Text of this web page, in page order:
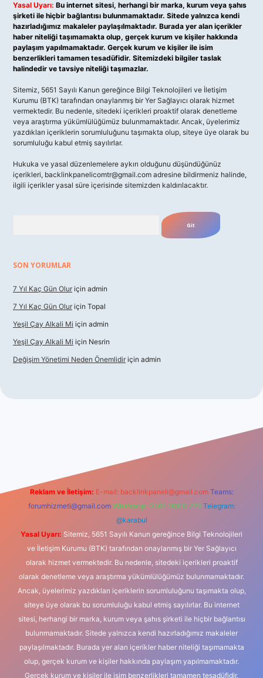
Yasal Uyarı: Bu internet sitesi, herhangi bir marka, kurum veya şahıs
şirketi ile hiçbir bağlantısı bulunmamaktadır. Sitede yalnızca kendi
hazırladığımız makaleler paylaşılmaktadır. Burada yer alan içerikler
haber niteliği taşımamakta olup, gerçek kurum ve kişiler hakkında
paylaşım yapılmamaktadır. Gerçek kurum ve kişiler ile isim
benzerlikleri tamamen tesadüfidir. Sitemizdeki bilgiler taslak
halindedir ve tavsiye niteliği taşımazlar.
Sitemiz, 5651 Sayılı Kanun gereğince Bilgi Teknolojileri ve İletişim
Kurumu (BTK) tarafından onaylanmış bir Yer Sağlayıcı olarak hizmet
vermektedir. Bu nedenle, sitedeki içerikleri proaktif olarak denetleme
veya araştırma yükümlülüğümüz bulunmamaktadır. Ancak, üyelerimiz
yazdıkları içeriklerin sorumluluğunu taşımakta olup, siteye üye olarak bu
sorumluluğu kabul etmiş sayılırlar.
Hukuka ve yasal düzenlemelere aykırı olduğunu düşündüğünüz
içerikleri, backlinkpanelicomtr@gmail.com adresine bildirmeniz halinde,
ilgili içerikler yasal süre içerisinde sitemizden kaldırılacaktır.
SON YORUMLAR
7 Yıl Kaç Gün Olur için admin
7 Yıl Kaç Gün Olur için Topal
Yeşil Çay Alkali Mi için admin
Yeşil Çay Alkali Mi için Nesrin
Değişim Yönetimi Neden Önemlidir için admin
Reklam ve İletişim: E-mail: backlinkpaneli@gmail.com Teams:
forumhizmeti@gmail.com Whatsapp: 0262 606 0 726 Telegram:
@karabul
Yasal Uyarı: Sitemiz, 5651 Sayılı Kanun gereğince Bilgi Teknolojileri
ve İletişim Kurumu (BTK) tarafından onaylanmış bir Yer Sağlayıcı
olarak hizmet vermektedir. Bu nedenle, sitedeki içerikleri proaktif
olarak denetleme veya araştırma yükümlülüğümüz bulunmamaktadır.
Ancak, üyelerimiz yazdıkları içeriklerin sorumluluğunu taşımakta olup,
siteye üye olarak bu sorumluluğu kabul etmiş sayılırlar. Bu internet
sitesi, herhangi bir marka, kurum veya şahıs şirketi ile hiçbir bağlantısı
bulunmamaktadır. Sitede yalnızca kendi hazırladığımız makaleler
paylaşılmaktadır. Burada yer alan içerikler haber niteliği taşımamakta
olup, gerçek kurum ve kişiler hakkında paylaşım yapılmamaktadır.
Gerçek kurum ve kişiler ile isim benzerlikleri tamamen tesadüfidir.